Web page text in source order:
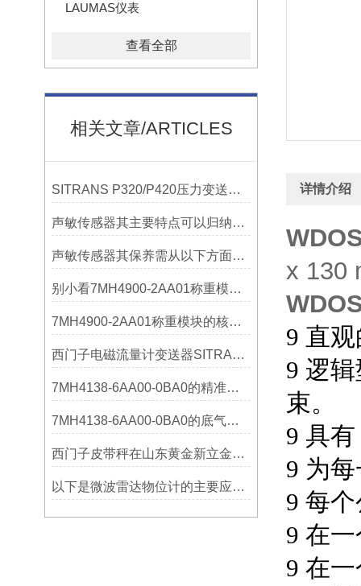
LAUMAS仪表
查看全部
相关文章/ARTICLES
SITRANS P320/P420压力变送器概述
声敏传感器其主要特点可以归纳为以下几个核心维度
声敏传感器其保养需从以下方面入手
别小看7MH4900-2AA01称重模块！这些你日常接触的领域，早已离不开它
7MH4900-2AA01称重模块的核心亮点，藏着让效率翻倍的“关键密码”
西门子电磁流量计变送器SITRANS FMT020的功能
7MH4138-6AA00-0BA0的精准从何而来？关键组成部分，藏着答案！
7MH4138-6AA00-0BA0的底气：这些核心功能，让精准称重不再是难题
西门子皮带秤在山东黄金新立金矿的成功应用
以下是微波雷达物位计的主要应用领域及具体场景分析
详情介绍
x 130
9 直
9 逻
束。
9 具
9 为
9 每
9 在
9 在